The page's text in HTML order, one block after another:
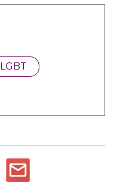
LGBT